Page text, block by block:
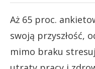
Aż 65 proc.
swoją przyszłość,
mimo braku